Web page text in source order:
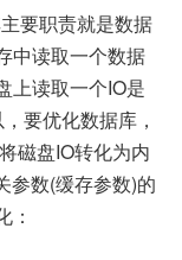
要职责就是数据
中读取一个数据
上读取一个IO是
要优化数据库，
磁盘IO转化为内
参数(缓存参数)的
：